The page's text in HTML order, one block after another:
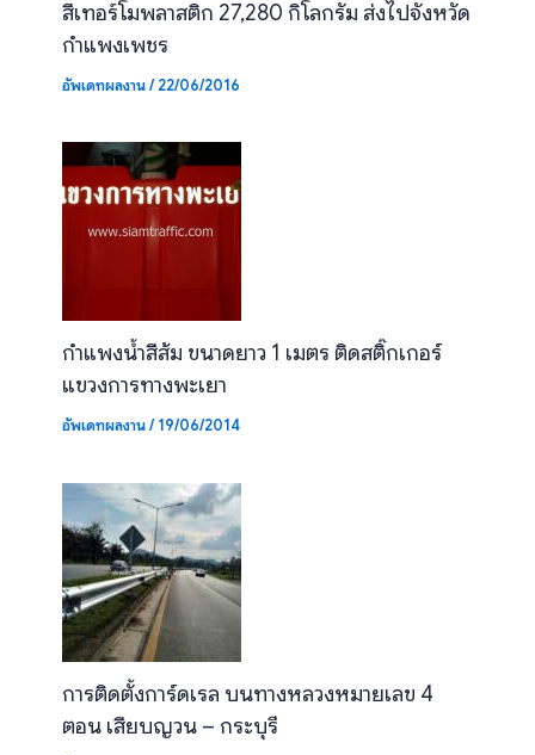
สีเทอร์โมพลาสติก 27,280 กิโลกรัม ส่งไปจังหวัด
กำแพงเพชร
อัพเดทผลงาน/22/06/2016
กำแพงน้ำสีส้ม ขนาดยาว 1 เมตร ติดสติ๊กเกอร์
แขวงการทางพะเยา
อัพเดทผลงาน/19/06/2014
การติดตั้งการ์ดเรล บนทางหลวงหมายเลข 4
ตอน เสียบญวน – กระบุรี